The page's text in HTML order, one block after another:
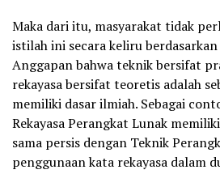
Maka dari itu, masyarakat tidak
istilah ini secara keliru berdasarkan
Anggapan bahwa teknik bersifat
rekayasa bersifat teoretis adalah
memiliki dasar ilmiah. Sebagai
Rekayasa Perangkat Lunak
sama persis dengan Teknik
penggunaan kata rekayasa dalam